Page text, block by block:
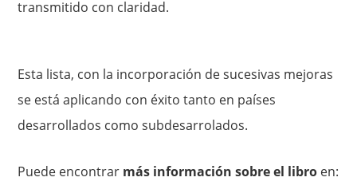
transmitido con claridad.
Esta lista, con la incorporación de sucesivas mejoras
se está aplicando con éxito tanto en países
desarrollados como subdesarrolados.
Puede encontrar más información sobre el libro en: